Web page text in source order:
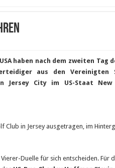
haben nach dem zweiten Tag
aus den Vereinigten
Jersey City im US-Staat New
in Jersey ausgetragen, im
Duelle für sich entscheiden. Für